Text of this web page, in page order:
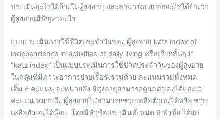
ประเมินอะไรได้บ้างในผู้สูงอายุ และสามารถบ่งบอกอะไรได้บ้างว่า
ผู้สูงอายุมีปัญหาอะไร
แบบประเมินการใช้ชีวิตประจำวันของ ผู้สูงอายุ katz index of
independence in activities of daily living หรือเรียกสั้นๆว่า
“katz index” เป็นแบบประเมินการใช้ขีวิตประจำวันของผู้สูงอายุ
ในกลุ่มที่มีภาวะอาการป่วยเรื้อรังร่วมด้วย คะแนนรวมทั้งหมด
เต็ม 6 คะแนน จะหมายถึง ผู้สูงอายุสามารถดูแลตัวเองได้และ 0
คะแนน หมายถึง ผู้สูงอายุไม่สามารถช่วยเหลือตัวเองได้หรือ ช่วย
เหลือตัวเองได้น้อย โดยมีหัวข้อประเมินทั้งหมด 6 หัวข้อ ได้แก่